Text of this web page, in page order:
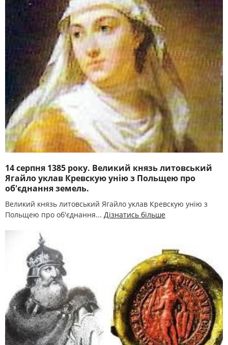
14 серпня 1385 року. Великий князь литовський
Ягайло уклав Кревскую унію з Польщею про
об'єднання земель.
Великий князь литовський Ягайло уклав Кревскую унію з
Польщею про об'єднання... Дізнатись більше